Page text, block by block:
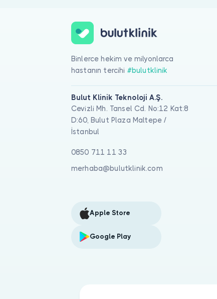
Binlerce hekim ve milyonlarca
hastanın tercihi #bulutklinik
Bulut Klinik Teknoloji A.Ş.
Cevizli Mh. Tansel Cd. No:12 Kat:8
D:60, Bulut Plaza Maltepe /
İstanbul
0850 711 11 33
merhaba@bulutklinik.com
Apple Store
Google Play